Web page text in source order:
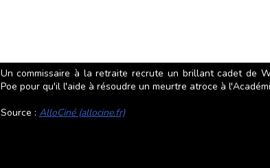
Un commissaire à la retraite recrute un brillant cadet de
Poe pour qu'il l'aide à résoudre un meurtre atroce à
Source : AlloCiné (allocine.fr)